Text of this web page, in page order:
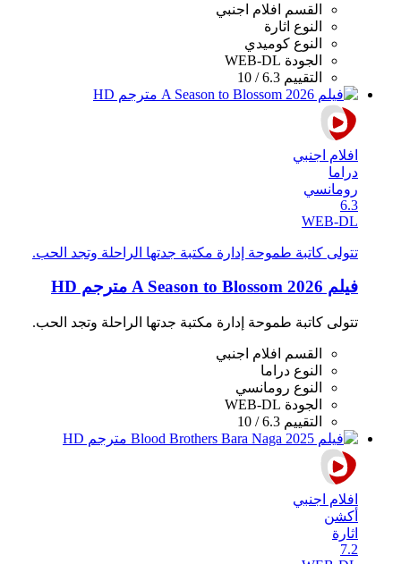
القسم
افلام اجنبي
النوع اثارة
النوع كوميدي
الجودة WEB-DL
التقييم 6.3 / 10
افلام اجنبي
دراما
رومانسي
6.3
WEB-DL
تتولى كاتبة طموحة إدارة مكتبة جدتها الراحلة وتجد الحب.
فيلم A Season to Blossom 2026 مترجم HD
تتولى كاتبة طموحة إدارة مكتبة جدتها الراحلة وتجد الحب.
القسم
افلام اجنبي
النوع دراما
النوع رومانسي
الجودة WEB-DL
التقييم 6.3 / 10
افلام اجنبي
أكشن
اثارة
7.2